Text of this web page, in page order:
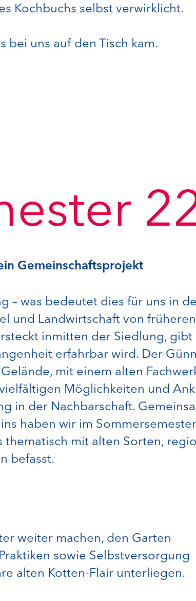
Kochbuchs selbst verwirklicht.
bei uns auf den Tisch kam.
Gemeinschaftsprojekt
– was bedeutet dies für uns in
und Landwirtschaft von
inmitten der Siedlung,
erfahrbar wird. Der
mit einem alten
Möglichkeiten und
in der Nachbarschaft.
haben wir im
mit alten Sorten,
befasst.
weiter machen, den Garten
sowie Selbstversorgung
alten Kotten-Flair unterliegen.